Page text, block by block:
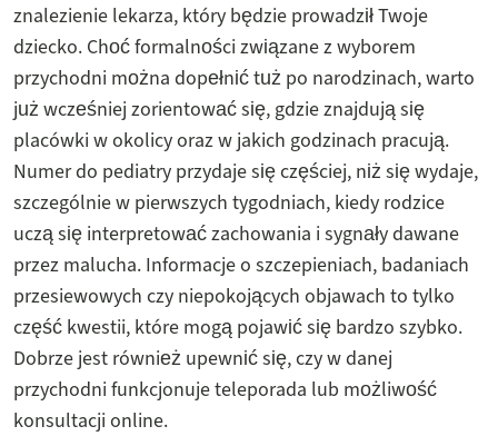
znalezienie lekarza, który będzie prowadził Twoje
dziecko. Choć formalności związane z wyborem
przychodni można dopełnić tuż po narodzinach, warto
już wcześniej zorientować się, gdzie znajdują się
placówki w okolicy oraz w jakich godzinach pracują.
Numer do pediatry przydaje się częściej, niż się wydaje,
szczególnie w pierwszych tygodniach, kiedy rodzice
uczą się interpretować zachowania i sygnały dawane
przez malucha. Informacje o szczepieniach, badaniach
przesiewowych czy niepokojących objawach to tylko
część kwestii, które mogą pojawić się bardzo szybko.
Dobrze jest również upewnić się, czy w danej
przychodni funkcjonuje teleporada lub możliwość
konsultacji online.